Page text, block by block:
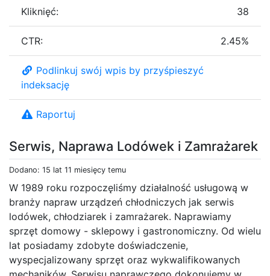
Serwis, Naprawa Lodówek i Zamrażarek
Dodano: 15 lat 11 miesięcy temu
W 1989 roku rozpoczęliśmy działalność usługową w
branży napraw urządzeń chłodniczych jak serwis
lodówek, chłodziarek i zamrażarek. Naprawiamy
sprzęt domowy - sklepowy i gastronomiczny. Od wielu
lat posiadamy zdobyte doświadczenie,
wyspecjalizowany sprzęt oraz wykwalifikowanych
Kliknięć: 38
CTR: 2.45%
Podlinkuj swój wpis by przyśpieszyć
indeksację
Raportuj